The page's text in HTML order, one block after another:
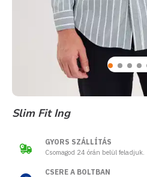
Slim Fit Ing
GYORS SZÁLLÍTÁS
Csomagod 24 órán belül feladjuk.
CSERE A BOLTBAN